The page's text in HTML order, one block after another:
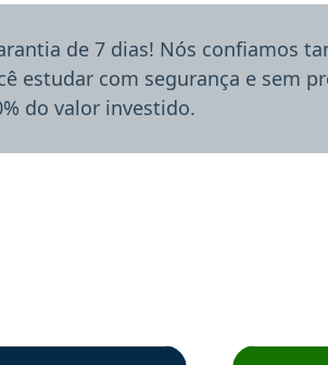
de 7 dias! Nós confiamos
estudar com segurança e sem
do valor investido.
recomenda o Aprova Concursos em
Estudante